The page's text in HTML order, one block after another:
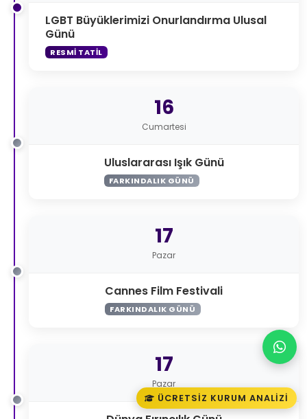
LGBT Büyüklerimizi Onurlandırma Ulusal
Günü
RESMI TATIL
16
Cumartesi
Uluslararası Işık Günü
FARKINDALIK GÜNÜ
17
Pazar
Cannes Film Festivali
FARKINDALIK GÜNÜ
17
Pazar
ÜCRETSIZ KURUM ANALIZI